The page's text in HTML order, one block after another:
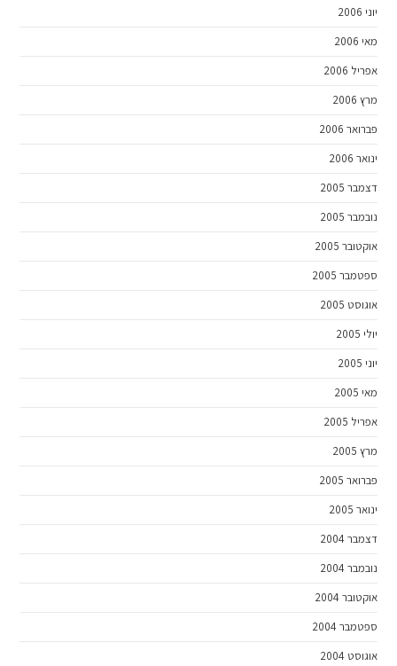
יוני 2006
מאי 2006
אפריל 2006
מרץ 2006
פברואר 2006
ינואר 2006
דצמבר 2005
נובמבר 2005
אוקטובר 2005
ספטמבר 2005
אוגוסט 2005
יולי 2005
יוני 2005
מאי 2005
אפריל 2005
מרץ 2005
פברואר 2005
ינואר 2005
דצמבר 2004
נובמבר 2004
אוקטובר 2004
ספטמבר 2004
אוגוסט 2004